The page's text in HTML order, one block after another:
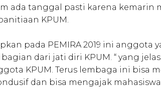
ada tanggal pasti karena kemarin
KPUM.
pada PEMIRA 2019 ini anggota
dari jati diri KPUM. “ yang
KPUM. Terus lembaga ini bisa
dan bisa mengajak